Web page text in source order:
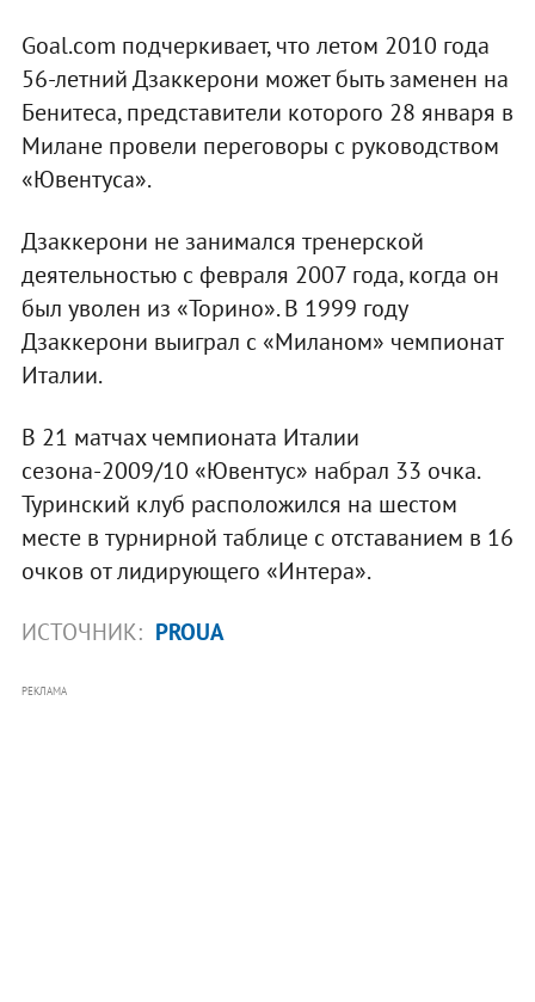
Goal.com подчеркивает, что летом 2010 года
56-летний Дзаккерони может быть заменен на
Бенитеса, представители которого 28 января в
Милане провели переговоры с руководством
«Ювентуса».
Дзаккерони не занимался тренерской
деятельностью с февраля 2007 года, когда он
был уволен из «Торино». В 1999 году
Дзаккерони выиграл с «Миланом» чемпионат
Италии.
В 21 матчах чемпионата Италии
сезона-2009/10 «Ювентус» набрал 33 очка.
Туринский клуб расположился на шестом
месте в турнирной таблице с отставанием в 16
очков от лидирующего «Интера».
ИСТОЧНИК: PROUA
РЕКЛАМА